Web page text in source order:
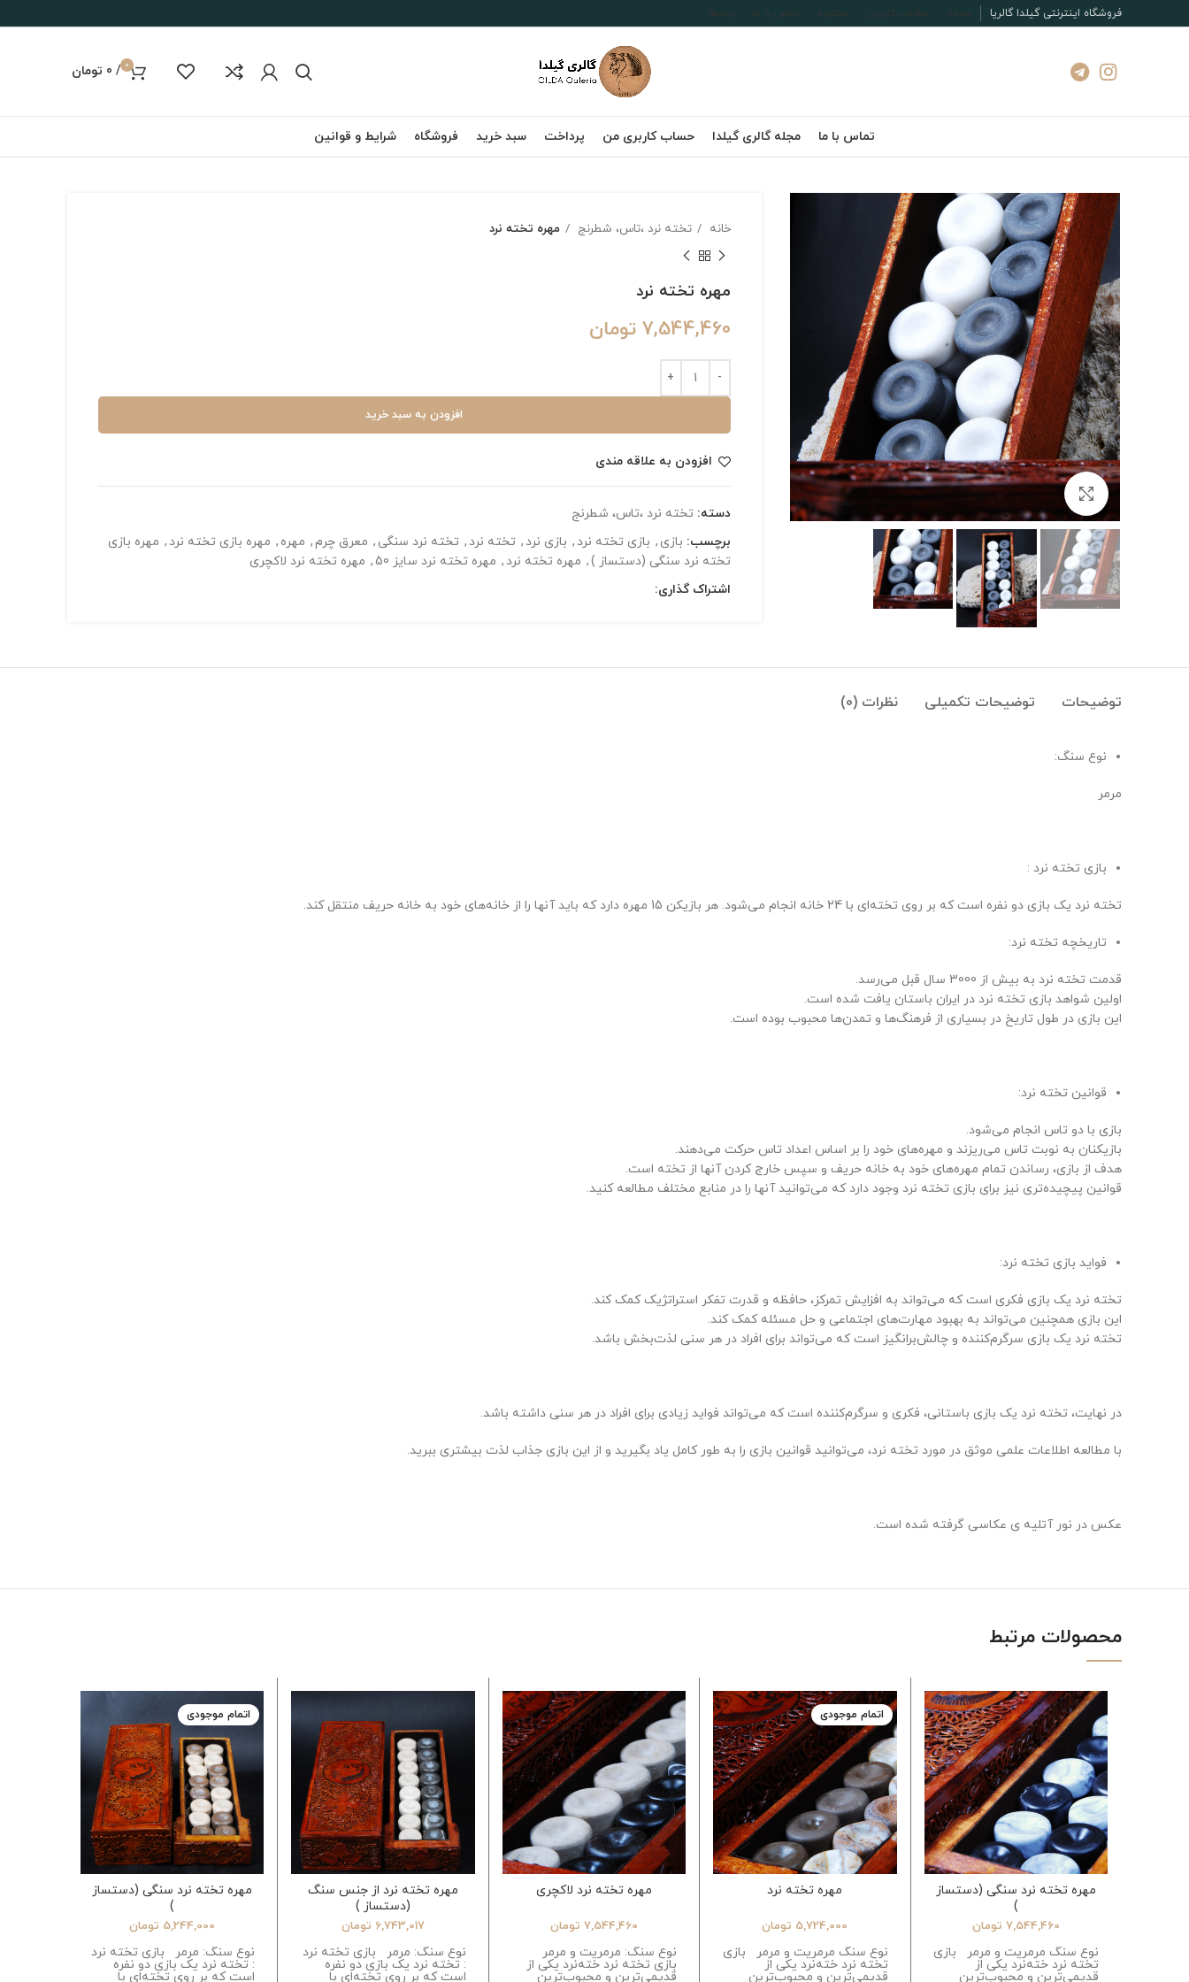
فروشگاه اینترنتی گیلدا گالریا مجله مطالب کاربران مشاوره تماس با ما برندها
0
/
0 تومان
تماس با ما مجله گالری گیلدا حساب کاربری من پرداخت سبد خرید فروشگاه شرایط و قوانین
بزرگنمایی تصویر
خانه تخته نرد ،تاس، شطرنج مهره تخته نرد
مهره تخته نرد
7,544,460 تومان
افزودن به سبد خرید
افزودن به علاقه مندی
دسته: تخته نرد ،تاس، شطرنج
برچسب: بازی , بازی تخته نرد , بازی نرد , تخته نرد , تخته نرد سنگی , معرق چرم, مهره , مهره بازی تخته نرد , مهره بازی
تخته نرد سنگی (دستساز ), مهره تخته نرد , مهره تخته نرد سایز 50 , مهره تخته نرد لاکچری
اشتراک گذاری:
توضیحات توضیحات تکمیلی نظرات (0)
نوع سنگ:
مرمر
بازی تخته نرد :
تخته نرد یک بازی دو نفره است که بر روی تخته‌ای با 24 خانه انجام می‌شود. هر بازیکن 15 مهره دارد که باید آنها را از خانه‌های خود به خانه حریف منتقل کند.
تاریخچه تخته نرد:
قدمت تخته نرد به بیش از 3000 سال قبل می‌رسد.
اولین شواهد بازی تخته نرد در ایران باستان یافت شده است.
این بازی در طول تاریخ در بسیاری از فرهنگ‌ها و تمدن‌ها محبوب بوده است.
قوانین تخته نرد:
بازی با دو تاس انجام می‌شود.
بازیکنان به نوبت تاس می‌ریزند و مهره‌های خود را بر اساس اعداد تاس حرکت می‌دهند.
هدف از بازی، رساندن تمام مهره‌های خود به خانه حریف و سپس خارج کردن آنها از تخته است.
قوانین پیچیده‌تری نیز برای بازی تخته نرد وجود دارد که می‌توانید آنها را در منابع مختلف مطالعه کنید.
فواید بازی تخته نرد:
تخته نرد یک بازی فکری است که می‌تواند به افزایش تمرکز، حافظه و قدرت تفکر استراتژیک کمک کند.
این بازی همچنین می‌تواند به بهبود مهارت‌های اجتماعی و حل مسئله کمک کند.
تخته نرد یک بازی سرگرم‌کننده و چالش‌برانگیز است که می‌تواند برای افراد در هر سنی لذت‌بخش باشد.
در نهایت، تخته نرد یک بازی باستانی، فکری و سرگرم‌کننده است که می‌تواند فواید زیادی برای افراد در هر سنی داشته باشد.
با مطالعه اطلاعات علمی موثق در مورد تخته نرد، می‌توانید قوانین بازی را به طور کامل یاد بگیرید و از این بازی جذاب لذت بیشتری ببرید.
عکس در نور آتلیه ی عکاسی گرفته شده است.
محصولات مرتبط
مهره تخته نرد سنگی (دستساز
)
7,544,460 تومان
نوع سنگ مرمریت و مرمر بازی
تخته نرد خته‌نرد یکی از
قدیمی‌ترین و محبوب‌ترین
اتمام موجودی
مهره تخته نرد
5,724,000 تومان
نوع سنگ مرمریت و مرمر بازی
تخته نرد خته‌نرد یکی از
قدیمی‌ترین و محبوب‌ترین
مهره تخته نرد لاکچری
7,544,460 تومان
نوع سنگ: مرمریت و مرمر
بازی تخته نرد خته‌نرد یکی از
قدیمی‌ترین و محبوب‌ترین
مهره تخته نرد از جنس سنگ
(دستساز )
6,743,017 تومان
نوع سنگ: مرمر بازی تخته نرد
: تخته نرد یک بازی دو نفره
است که بر روی تخته‌ای با
اتمام موجودی
مهره تخته نرد سنگی (دستساز
)
5,244,000 تومان
نوع سنگ: مرمر بازی تخته نرد
: تخته نرد یک بازی دو نفره
است که بر روی تخته‌ای با